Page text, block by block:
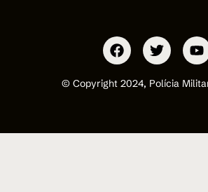
© Copyright 2024, Polícia